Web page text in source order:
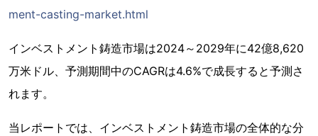
ment-casting-market.html
インベストメント鋳造市場は2024～2029年に42億8,620
万米ドル、予測期間中のCAGRは4.6%で成長すると予測さ
れます。
当レポートでは、インベストメント鋳造市場の全体的な分